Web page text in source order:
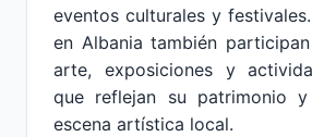
eventos culturales y
en Albania también
arte, exposiciones y
que reflejan su patrimonio y
escena artística local.